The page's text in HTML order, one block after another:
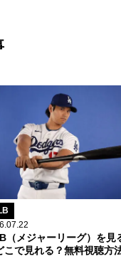
（メジャーリーグ）を見
こで見れる？無料視聴方